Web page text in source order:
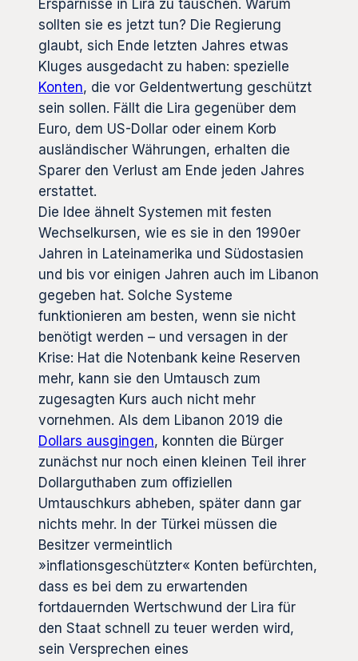
Ersparnisse in Lira zu tauschen. Warum
sollten sie es jetzt tun? Die Regierung
glaubt, sich Ende letzten Jahres etwas
Kluges ausgedacht zu haben: spezielle
Konten, die vor Geldentwertung geschützt
sein sollen. Fällt die Lira gegenüber dem
Euro, dem US-Dollar oder einem Korb
ausländischer Währungen, erhalten die
Sparer den Verlust am Ende jeden Jahres
erstattet.
Die Idee ähnelt Systemen mit festen
Wechselkursen, wie es sie in den 1990er
Jahren in Lateinamerika und Südostasien
und bis vor einigen Jahren auch im Libanon
gegeben hat. Solche Systeme
funktionieren am besten, wenn sie nicht
benötigt werden – und versagen in der
Krise: Hat die Notenbank keine Reserven
mehr, kann sie den Umtausch zum
zugesagten Kurs auch nicht mehr
vornehmen. Als dem Libanon 2019 die
Dollars ausgingen, konnten die Bürger
zunächst nur noch einen kleinen Teil ihrer
Dollarguthaben zum offiziellen
Umtauschkurs abheben, später dann gar
nichts mehr. In der Türkei müssen die
Besitzer vermeintlich
»inflationsgeschützter« Konten befürchten,
dass es bei dem zu erwartenden
fortdauernden Wertschwund der Lira für
den Staat schnell zu teuer werden wird,
sein Versprechen eines